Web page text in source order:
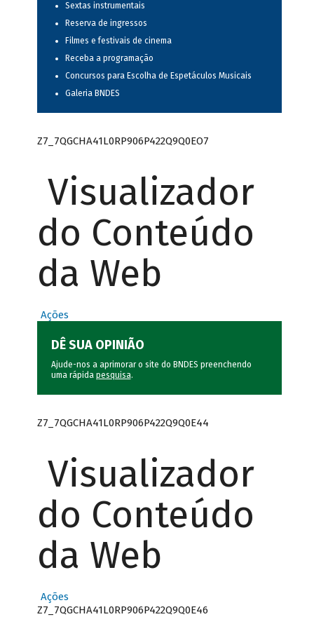
Sextas instrumentais
Reserva de ingressos
Filmes e festivais de cinema
Receba a programação
Concursos para Escolha de Espetáculos Musicais
Galeria BNDES
Z7_7QGCHA41L0RP906P422Q9Q0EO7
Visualizador
do Conteúdo
da Web
Ações
DÊ SUA OPINIÃO
Ajude-nos a aprimorar o site do BNDES preenchendo
uma rápida pesquisa.
Z7_7QGCHA41L0RP906P422Q9Q0E44
Visualizador
do Conteúdo
da Web
Ações
Z7_7QGCHA41L0RP906P422Q9Q0E46